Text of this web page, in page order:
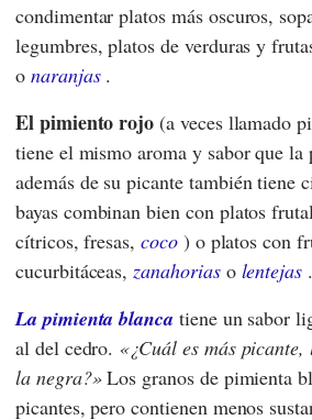
condimentar platos más oscuros,
legumbres, platos de verduras y
o naranjas.
El pimiento rojo (a veces llamado
tiene el mismo aroma y sabor que la
además de su picante también tiene
bayas combinan bien con platos
cítricos, fresas,coco) o platos con
cucurbitáceas,zanahoriaso lentejas .
La pimienta blanca tiene un sabor
al del cedro.
¿Cuál es más
la negra? Los granos de pimienta
picantes, pero contienen menos